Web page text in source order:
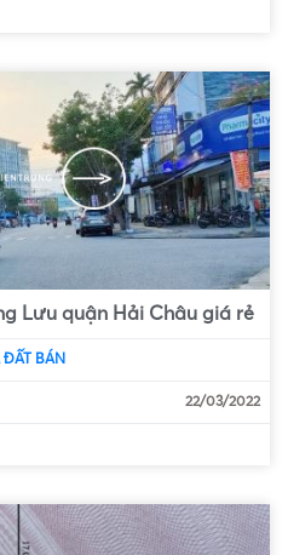
Lưu quận Hải Châu giá rẻ
ĐẤT BÁN
22/03/2022